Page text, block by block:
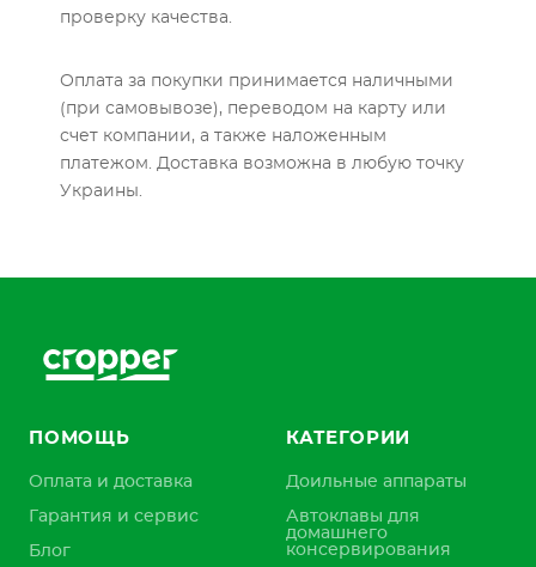
проверку качества.
Оплата за покупки принимается наличными
(при самовывозе), переводом на карту или
счет компании, а также наложенным
платежом. Доставка возможна в любую точку
Украины.
ПОМОЩЬ
Оплата и доставка
Гарантия и сервис
Блог
КАТЕГОРИИ
Доильные аппараты
Автоклавы для
домашнего
консервирования